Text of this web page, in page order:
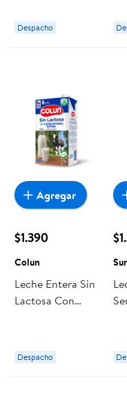
Despacho
$1.390
Colun
Leche Entera Sin
Lactosa Con
Despacho
Agregar